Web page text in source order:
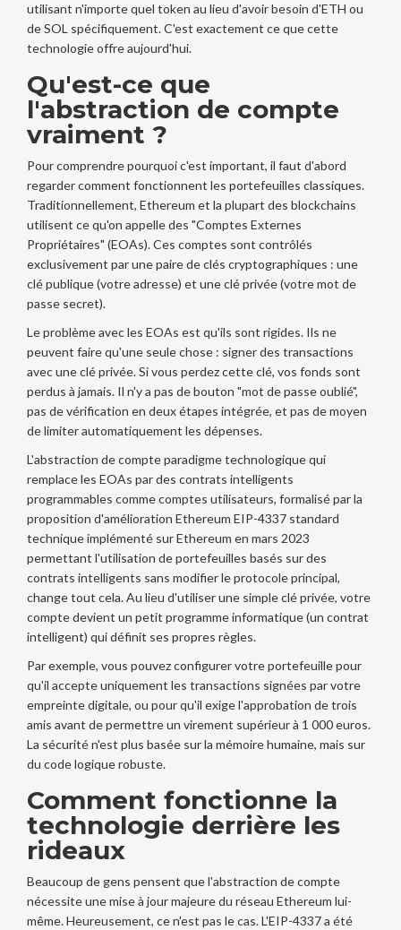
utilisant n'importe quel token au lieu d'avoir besoin d'ETH ou
de SOL spécifiquement. C'est exactement ce que cette
technologie offre aujourd'hui.
Qu'est-ce que
l'abstraction de compte
vraiment ?
Pour comprendre pourquoi c'est important, il faut d'abord
regarder comment fonctionnent les portefeuilles classiques.
Traditionnellement, Ethereum et la plupart des blockchains
utilisent ce qu'on appelle des "Comptes Externes
Propriétaires" (EOAs). Ces comptes sont contrôlés
exclusivement par une paire de clés cryptographiques : une
clé publique (votre adresse) et une clé privée (votre mot de
passe secret).
Le problème avec les EOAs est qu'ils sont rigides. Ils ne
peuvent faire qu'une seule chose : signer des transactions
avec une clé privée. Si vous perdez cette clé, vos fonds sont
perdus à jamais. Il n'y a pas de bouton "mot de passe oublié",
pas de vérification en deux étapes intégrée, et pas de moyen
de limiter automatiquement les dépenses.
L'abstraction de compteparadigme technologique qui
remplace les EOAs par des contrats intelligents
programmables comme comptes utilisateurs, formalisé par la
proposition d'amélioration Ethereum EIP-4337 standard
technique implémenté sur Ethereum en mars 2023
permettant l'utilisation de portefeuilles basés sur des
contrats intelligents sans modifier le protocole principal,
change tout cela. Au lieu d'utiliser une simple clé privée, votre
compte devient un petit programme informatique (un contrat
intelligent) qui définit ses propres règles.
Par exemple, vous pouvez configurer votre portefeuille pour
qu'il accepte uniquement les transactions signées par votre
empreinte digitale, ou pour qu'il exige l'approbation de trois
amis avant de permettre un virement supérieur à 1 000 euros.
La sécurité n'est plus basée sur la mémoire humaine, mais sur
du code logique robuste.
Comment fonctionne la
technologie derrière les
rideaux
Beaucoup de gens pensent que l'abstraction de compte
nécessite une mise à jour majeure du réseau Ethereum lui-
même. Heureusement, ce n'est pas le cas. L'EIP-4337 a été